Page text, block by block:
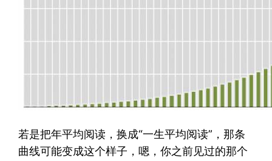
若是把年平均阅读，换成“一生平均阅读”，那条
曲线可能变成这个样子，嗯，你之前见过的那个